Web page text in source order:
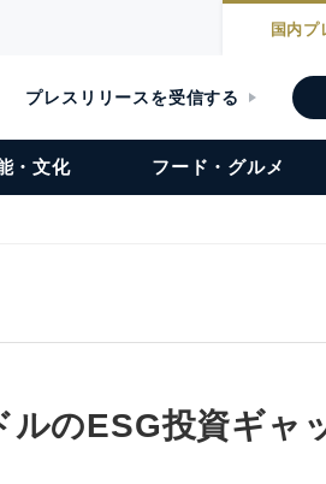
国内プ
プレスリリースを受信する
・文化 フード・グルメ
のESG投資ギャ